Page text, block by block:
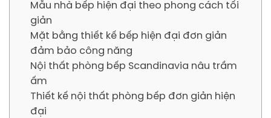
Mẫu nhà bếp hiện đại theo phong cách tối
giản
Mặt bằng thiết kế bếp hiện đại đơn giản
đảm bảo công năng
Nội thất phòng bếp Scandinavia nâu trầm
ấm
Thiết kế nội thất phòng bếp đơn giản hiện
đại